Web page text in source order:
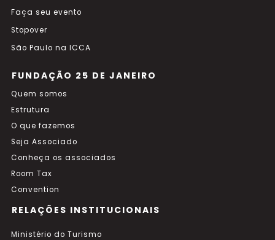
Faça seu evento
Stopover
São Paulo na ICCA
FUNDAÇÃO 25 DE JANEIRO
Quem somos
Estrutura
O que fazemos
Seja Associado
Conheça os associados
Room Tax
Convention
RELAÇÕES INSTITUCIONAIS
Ministério do Turismo